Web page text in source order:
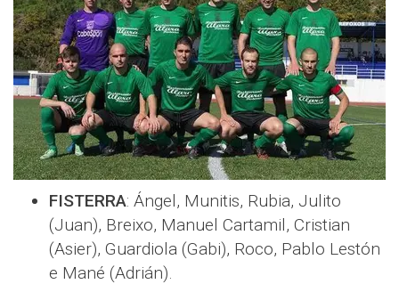
FISTERRA: Ángel, Munitis, Rubia, Julito
(Juan), Breixo, Manuel Cartamil, Cristian
(Asier), Guardiola (Gabi), Roco, Pablo Lestón
e Mané (Adrián).